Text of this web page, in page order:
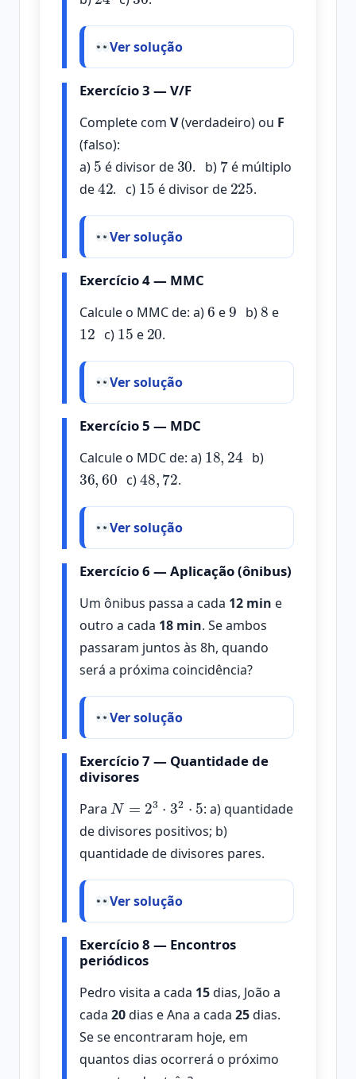
Ver solução
Exercício 3 — V/F
Complete com V(verdadeiro) ou F
(falso):
a)
5
é divisor de . b)
é múltiplo
de
42
. c)
15
é divisor de
225
.
Ver solução
Exercício 4 — MMC
Calcule o MMC de: a) e b) e
12
c)
15
e
20
.
Ver solução
Exercício 5 — MDC
Calcule o MDC de: a) b)
36,60
c)
48,72
.
Ver solução
Exercício 6 — Aplicação (ônibus)
Um ônibus passa a cada 12 min e
outro a cada 18 min. Se ambos
passaram juntos às 8h, quando
será a próxima coincidência?
Ver solução
Exercício 7 — Quantidade de
divisores
Para
3 5
: a) quantidade
de divisores positivos; b)
quantidade de divisores pares.
Ver solução
Exercício 8 — Encontros
periódicos
Pedro visita a cada 15dias, João a
cada 20dias e Ana a cada 25dias.
Se se encontraram hoje, em
quantos dias ocorrerá o próximo